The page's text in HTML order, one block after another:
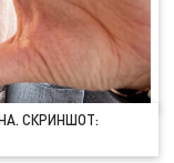
СКРИНШОТ: